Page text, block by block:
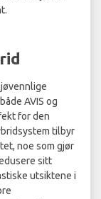
AVIS og
for den
tilbyr
noe som gjør
sitt
utsiktene i